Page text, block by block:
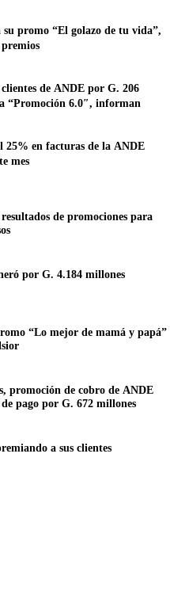
promo “El golazo de tu vida”,
de ANDE por G. 206
“Promoción 6.0″, informan
25% en facturas de la ANDE
de promociones para
por G. 4.184 millones
“Lo mejor de mamá y papá”
promoción de cobro de ANDE
pago por G. 672 millones